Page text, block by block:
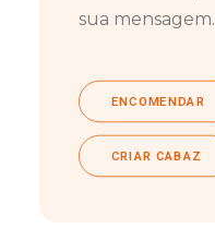
sua mensagem.
ENCOMENDAR
CRIAR CABAZ